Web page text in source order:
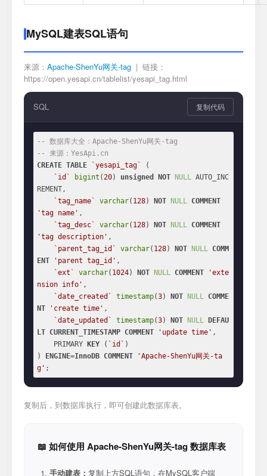
MySQL建表SQL语句
来源： Apache-ShenYu网关-tag | 链接：
https://open.yesapi.cn/tablelist/yesapi_tag.html
SQL 复制代码
-- 数据库大全：Apache-ShenYu网关-tag
-- 来源：YesApi.cn
CREATE TABLE `yesapi_tag`
(
`id`
bigint (20) unsigned NOT NULL AUTO_INC
REMENT,
`tag_name`
varchar( 128) NOT NULL COMMENT
'tag name' ,
`tag_desc`
varchar( 128) NOT NULL COMMENT
'tag description' ,
`parent_tag_id`
varchar( 128) NOT NULL COMM
ENT
'parent tag_id' ,
`ext`
varchar( 1024) NOT NULL COMMENT
'exte
nsion info' ,
`date_created`
timestamp(3) NOT NULL COMME
NT
'create time' ,
`date_updated`
timestamp(3) NOT NULL
DEFAU
LT CURRENT_TIMESTAMP COMMENT 'update time' ,
    PRIMARY
KEY ( `id` )
)
ENGINE=InnoDB COMMENT
'Apache-ShenYu网关-ta
g' ;
复制后，到数据库执行，即可创建此数据库表。
📖 如何使用 Apache-ShenYu网关-tag 数据库表
手动建表： 复制上方SQL语句，在MySQL客户端